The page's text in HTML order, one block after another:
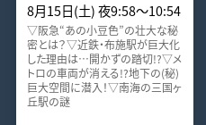
8月15日(土) 夜9:58～10:54
▽阪急“あの小豆色”の壮大な秘
密とは？▽近鉄・布施駅が巨大化
した理由は…開かずの踏切!?▽メ
トロの車両が消える!?地下の(秘)
巨大空間に潜入！▽南海の三国ヶ
丘駅の謎